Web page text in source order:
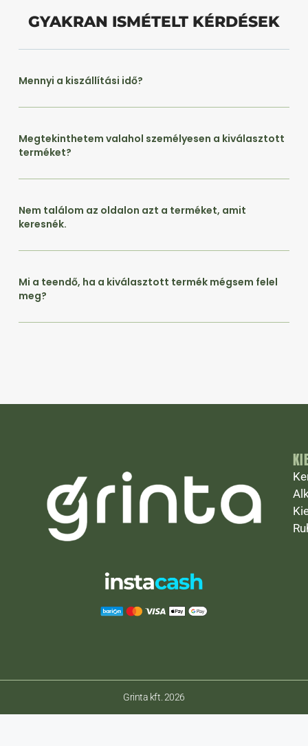
GYAKRAN ISMÉTELT KÉRDÉSEK
Mennyi a kiszállítási idő?
Megtekinthetem valahol személyesen a kiválasztott
terméket?
Nem találom az oldalon azt a terméket, amit
keresnék.
Mi a teendő, ha a kiválasztott termék mégsem felel
meg?
Grinta kft. 2026